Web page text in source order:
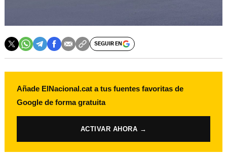
SEGUIR EN
Añade ElNacional.cat a tus fuentes favoritas de
Google de forma gratuita
ACTIVAR AHORA →